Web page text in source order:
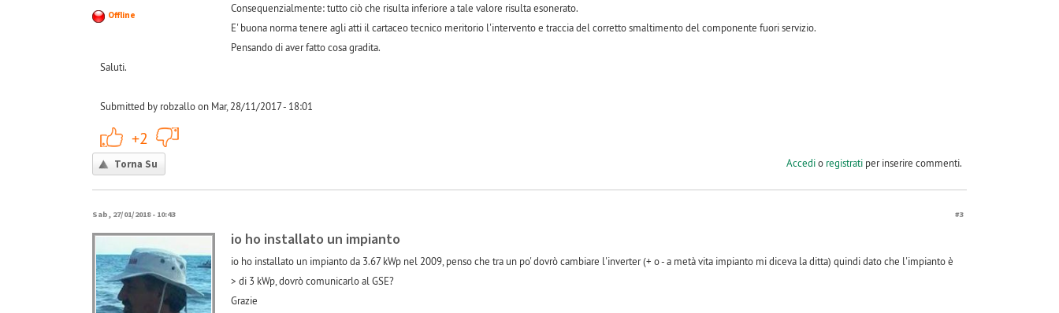
Offline
Consequenzialmente: tutto ciò che risulta inferiore a tale valore risulta esonerato.
E' buona norma tenere agli atti il cartaceo tecnico meritorio l'intervento e traccia del corretto smaltimento del componente fuori servizio.
Pensando di aver fatto cosa gradita.
Saluti.
Submitted by robzallo on Mar, 28/11/2017 - 18:01
+2
Torna Su Accedio registratiper inserire commenti.
Sab, 27/01/2018 - 10:43 #3
io ho installato un impianto
io ho installato un impianto da 3.67 kWp nel 2009, penso che tra un po' dovrò cambiare l'inverter (+ o - a metà vita impianto mi diceva la ditta) quindi dato che l'impianto è
> di 3 kWp, dovrò comunicarlo al GSE?
Grazie